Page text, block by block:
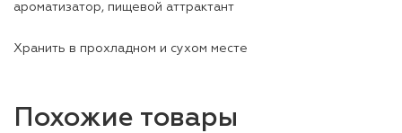
ароматизатор, пищевой аттрактант
Хранить в прохладном и сухом месте
Похожие товары